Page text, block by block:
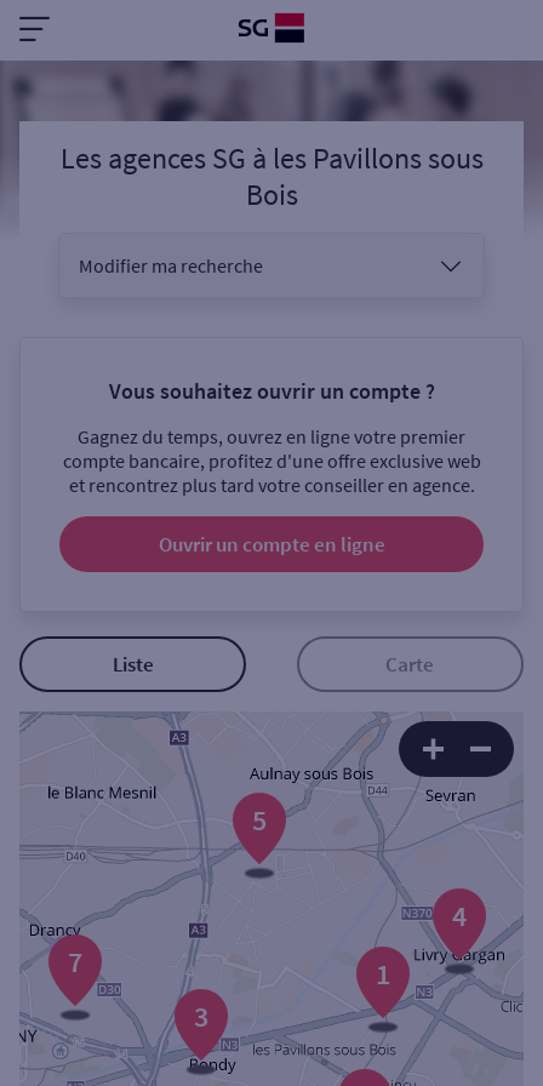
Les agences SG à les Pavillons sous
Bois
Modifier ma recherche
Sélectionnez votre recherche
Ouverte le samedi
Coffre-fort
ou
Ville / Code postal
Rue
Rechercher
Vous souhaitez ouvrir un compte ?
Gagnez du temps, ouvrez en ligne votre premier
compte bancaire, profitez d'une offre exclusive web
et rencontrez plus tard votre conseiller en agence.
Ouvrir un compte en ligne
Liste Carte
7
5
4
3
1